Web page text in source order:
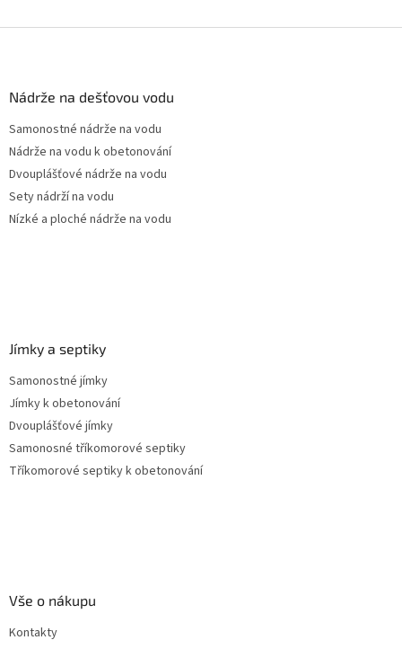
Nádrže na dešťovou vodu
Samonostné nádrže na vodu
Nádrže na vodu k obetonování
Dvouplášťové nádrže na vodu
Sety nádrží na vodu
Nízké a ploché nádrže na vodu
Jímky a septiky
Samonostné jímky
Jímky k obetonování
Dvouplášťové jímky
Samonosné tříkomorové septiky
Tříkomorové septiky k obetonování
Vše o nákupu
Kontakty